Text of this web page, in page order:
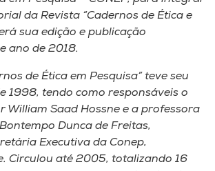
da Revista “Cadernos de Ética e
sua edição e publicação
ano de 2018.
de Ética em Pesquisa” teve seu
1998, tendo como responsáveis o
William Saad Hossne e a professora
Dunca de Freitas,
Executiva da Conep,
Circulou até 2005, totalizando 16